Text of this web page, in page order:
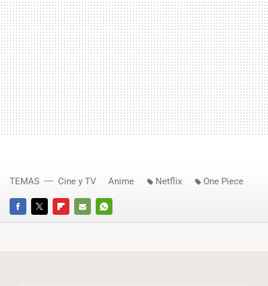
FACEBOOKTWITTERFLIPBOARD
E-
WHATSAPP
TEMAS Cine y TV Anime Netflix One Piece